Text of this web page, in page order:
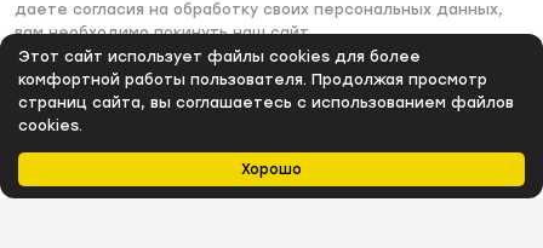
Хорошо
Этот сайт использует файлы cookies для более
комфортной работы пользователя. Продолжая просмотр
страниц сайта, вы соглашаетесь с использованием файлов
cookies.
Избранное
даете согласия на обработку своих персональных данных,
вам необходимо покинуть наш сайт.
© 2006 -2026 Интернет-магазин Лантек. Все права
защищены.